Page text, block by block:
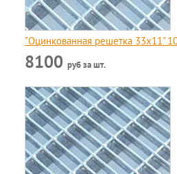
"Оцинкованная решетка 33x11"
8100руб за шт.